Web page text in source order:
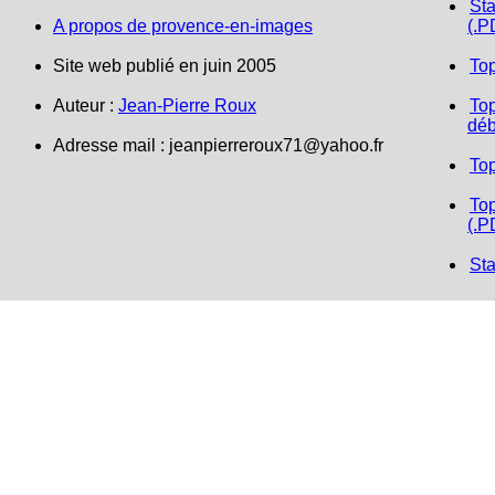
A propos de provence-en-images
Site web publié en juin 2005
Auteur : Jean-Pierre Roux
Adresse mail : jeanpierreroux71@yahoo.fr